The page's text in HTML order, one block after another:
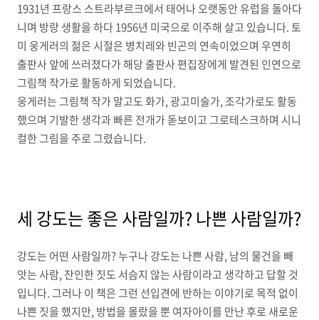
1931년 프랑스 스트라부르크에서 태어나 오랫동안 유럽을 돌아다
니며 방랑 생활을 하다 1956년 미국으로 이주해 살고 있습니다. 토
미 웅게러의 젊은 시절은 병치레와 빈곤의 연속이었으며 우연히
출판사 앞에 쓰러졌다가 해당 출판사 편집장에게 발견된 인연으로
그림책 작가로 활동하게 되었습니다.
웅게러는 그림책 작가 말고도 화가, 광고미술가, 조각가로도 활동
했으며 기발한 생각과 빠른 전개가 돋보이고 그로테스크하며 시니
컬한 그림을 주로 그렸습니다.
세 강도는 좋은 사람일까? 나쁜 사람일까?
강도는 어떤 사람일까? 누구나 강도는 나쁜 사람, 남의 물건을 빼
앗는 사람, 잔인한 짓도 서슴지 않는 사람이라고 생각하고 답할 것
입니다. 그러나 이 책은 그런 선입견에 반하는 이야기로 목적 없이
나쁜 짓을 했지만, 방법을 몰랐을 뿐 여자아이를 만난 후로 새로운